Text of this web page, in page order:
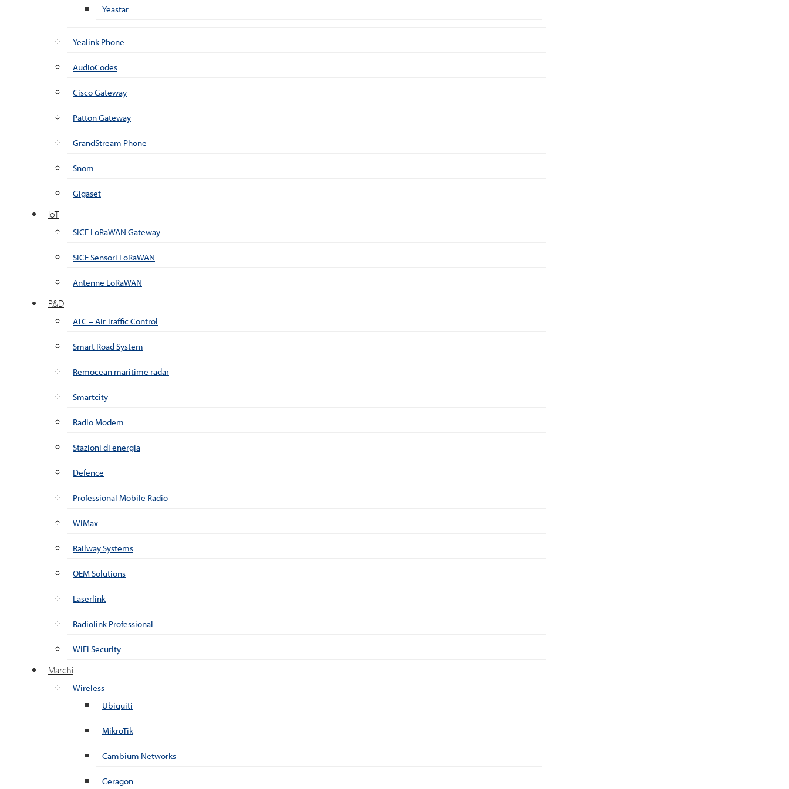
Yeastar
Yealink Phone
AudioCodes
Cisco Gateway
Patton Gateway
GrandStream Phone
Snom
Gigaset
IoT
SICE LoRaWAN Gateway
SICE Sensori LoRaWAN
Antenne LoRaWAN
R&D
ATC – Air Traffic Control
Smart Road System
Remocean maritime radar
Smartcity
Radio Modem
Stazioni di energia
Defence
Professional Mobile Radio
WiMax
Railway Systems
OEM Solutions
Laserlink
Radiolink Professional
WiFi Security
Marchi
Wireless
Ubiquiti
MikroTik
Cambium Networks
Ceragon